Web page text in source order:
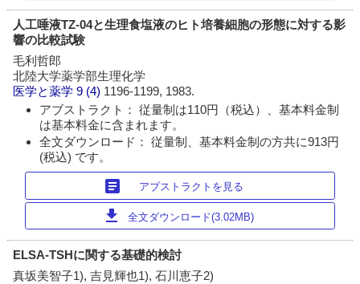
人工唾液TZ-04と生理食塩液のヒト培養細胞の形態に対する影
響の比較試験
毛利哲郎
北陸大学薬学部生理化学
医学と薬学 9 (4) 1196-1199, 1983.
アブストラクト： 従量制は110円（税込）、基本料金制
は基本料金に含まれます。
全文ダウンロード： 従量制、基本料金制の方共に913円
(税込) です。
article アブストラクトを見る
download 全文ダウンロード(3.02MB)
ELSA-TSHに関する基礎的検討
真坂美智子1), 吉見輝也1), 石川恵子2)